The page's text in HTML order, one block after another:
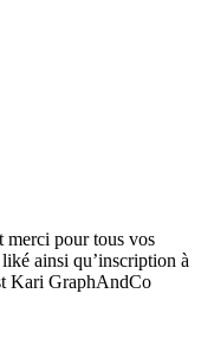
merci pour tous vos
ainsi qu’inscription à
Kari GraphAndCo